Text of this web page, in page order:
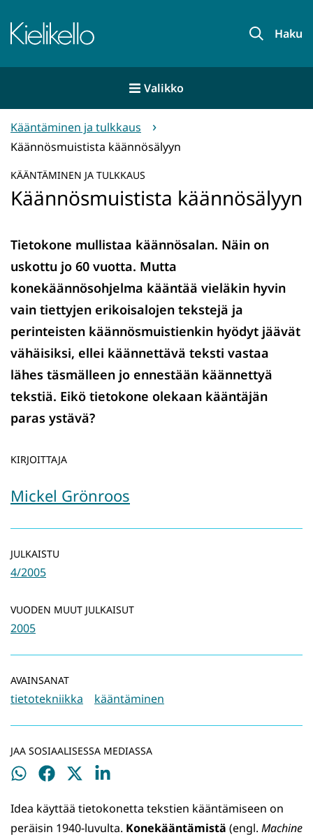
sisältöön
Etusivu Haku
Valikko
Kääntäminen ja tulkkaus
Käännösmuistista käännösälyyn
KÄÄNTÄMINEN JA TULKKAUS
Käännösmuistista käännösälyyn
Tietokone mullistaa käännösalan. Näin on
uskottu jo 60 vuotta. Mutta
konekäännösohjelma kääntää vieläkin hyvin
vain tiettyjen erikoisalojen tekstejä ja
perinteisten käännösmuistienkin hyödyt jäävät
vähäisiksi, ellei käännettävä teksti vastaa
lähes täsmälleen jo ennestään käännettyä
tekstiä. Eikö tietokone olekaan kääntäjän
paras ystävä?
KIRJOITTAJA
Mickel Grönroos
JULKAISTU
4/2005
VUODEN MUUT JULKAISUT
2005
AVAINSANAT
tietotekniikka kääntäminen
JAA SOSIAALISESSA MEDIASSA
Jaa
Jaa
Jaa
Jaa
Idea käyttää tietokonetta tekstien kääntämiseen on
peräisin 1940-luvulta. Konekääntämistä (engl. Machine